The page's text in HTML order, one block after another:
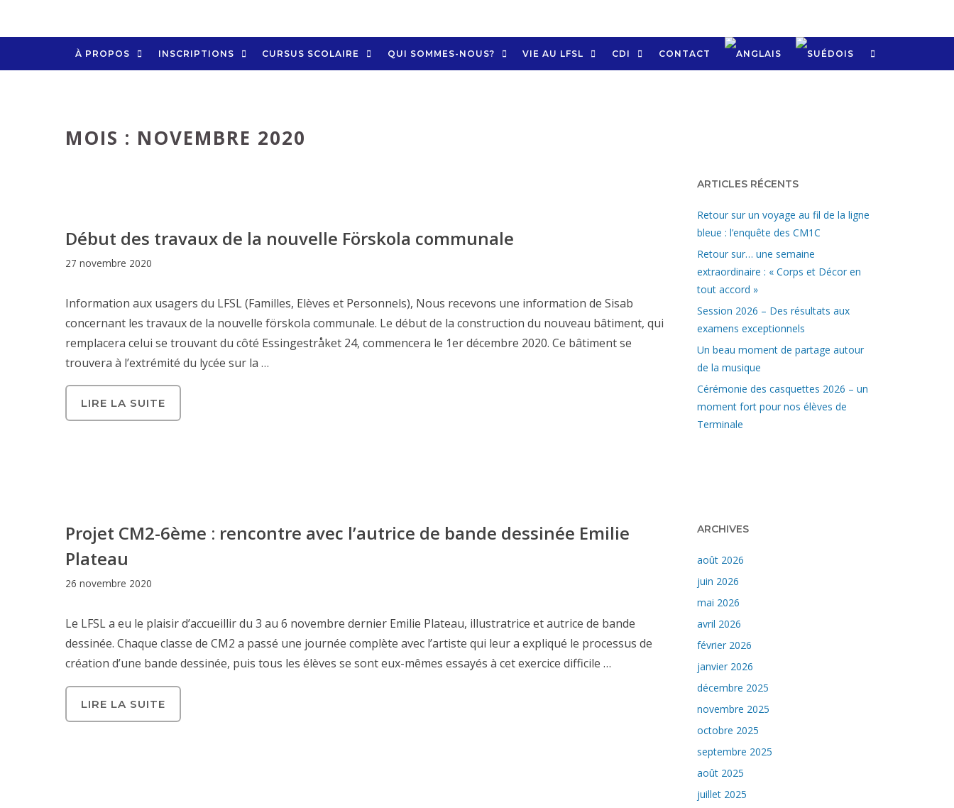
À PROPOS INSCRIPTIONS CURSUS SCOLAIRE QUI SOMMES-NOUS? VIE AU LFSL CDI CONTACT
MOIS : NOVEMBRE 2020
Début des travaux de la nouvelle Förskola communale
27 novembre 2020
Information aux usagers du LFSL (Familles, Elèves et Personnels), Nous recevons une information de Sisab
concernant les travaux de la nouvelle förskola communale. Le début de la construction du nouveau bâtiment, qui
remplacera celui se trouvant du côté Essingestråket 24, commencera le 1er décembre 2020. Ce bâtiment se
trouvera à l’extrémité du lycée sur la …
LIRE LA SUITE
Projet CM2-6ème : rencontre avec l’autrice de bande dessinée Emilie
Plateau
26 novembre 2020
Le LFSL a eu le plaisir d’accueillir du 3 au 6 novembre dernier Emilie Plateau, illustratrice et autrice de bande
dessinée. Chaque classe de CM2 a passé une journée complète avec l’artiste qui leur a expliqué le processus de
création d’une bande dessinée, puis tous les élèves se sont eux-mêmes essayés à cet exercice difficile …
LIRE LA SUITE
ARTICLES RÉCENTS
Retour sur un voyage au fil de la ligne
bleue : l’enquête des CM1C
Retour sur… une semaine
extraordinaire : « Corps et Décor en
tout accord »
Session 2026 – Des résultats aux
examens exceptionnels
Un beau moment de partage autour
de la musique
Cérémonie des casquettes 2026 – un
moment fort pour nos élèves de
Terminale
ARCHIVES
août 2026
juin 2026
mai 2026
avril 2026
février 2026
janvier 2026
décembre 2025
novembre 2025
octobre 2025
septembre 2025
août 2025
juillet 2025